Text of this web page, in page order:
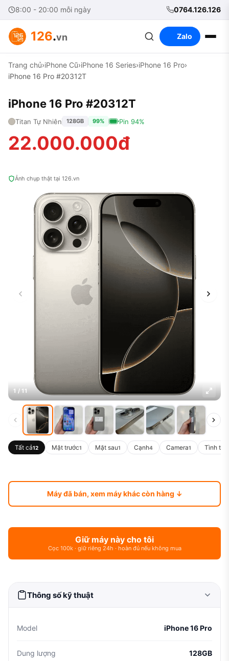
8:00 - 20:00 mỗi ngày 0764.126.126
126.vn Zalo
Trang chủ›iPhone Cũ›iPhone 16 Series›iPhone 16 Pro›
iPhone 16 Pro #20312T
Ảnh chụp thật tại 126.vn
1 / 11
Tất cả12 Mặt trước1 Mặt sau1 Cạnh4 Camera1 Tình
iPhone 16 Pro #20312T
Titan Tự Nhiên 128GB 99% Pin 94%
22.000.000đ
Máy đã bán, xem máy khác còn hàng ↓
Giữ máy này cho tôi
Cọc 100k · giữ riêng 24h · hoàn đủ nếu không mua
Thông số kỹ thuật
Model iPhone 16 Pro
Dung lượng 128GB